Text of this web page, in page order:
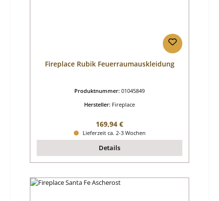
Fireplace Rubik Feuerraumauskleidung
Produktnummer: 01045849
Hersteller: Fireplace
Regulärer Preis:
169,94 €
Lieferzeit ca. 2-3 Wochen
Details